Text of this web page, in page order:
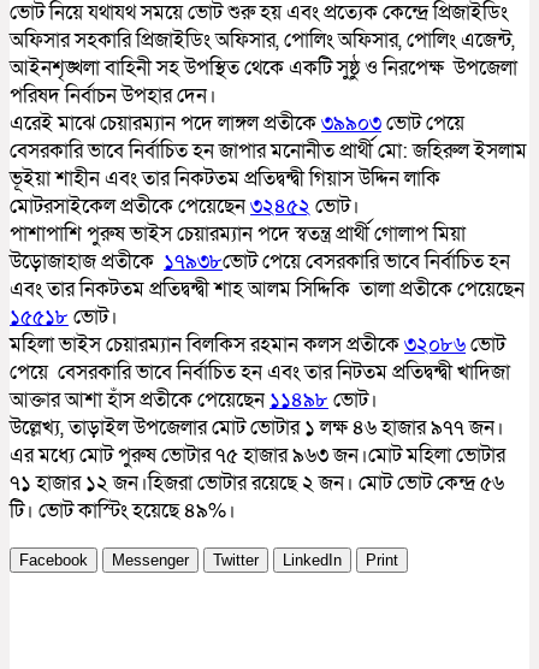
ভোট নিয়ে যথাযথ সময়ে ভোট শুরু হয় এবং প্রত্যেক কেন্দ্রে প্রিজাইডিং
অফিসার সহকারি প্রিজাইডিং অফিসার, পোলিং অফিসার, পোলিং এজেন্ট,
আইনশৃঙ্খলা বাহিনী সহ উপস্থিত থেকে একটি সুষ্ঠু ও নিরপেক্ষ উপজেলা
পরিষদ নির্বাচন উপহার দেন।
এরেই মাঝে চেয়ারম্যান পদে লাঙ্গল প্রতীকে৩৯৯০৩ভোট পেয়ে
বেসরকারি ভাবে নির্বাচিত হন জাপার মনোনীত প্রার্থী মো: জহিরুল ইসলাম
ভূইয়া শাহীন এবং তার নিকটতম প্রতিদ্বন্দ্বী গিয়াস উদ্দিন লাকি
মোটরসাইকেল প্রতীকে পেয়েছেন৩২৪৫২ ভোট।
পাশাপাশি পুরুষ ভাইস চেয়ারম্যান পদে স্বতন্ত্র প্রার্থী গোলাপ মিয়া
উড়োজাহাজ প্রতীকে ১৭৯৩৮ভোট পেয়ে বেসরকারি ভাবে নির্বাচিত হন
এবং তার নিকটতম প্রতিদ্বন্দ্বী শাহ আলম সিদ্দিকি তালা প্রতীকে পেয়েছেন
১৫৫১৮ ভোট।
মহিলা ভাইস চেয়ারম্যান বিলকিস রহমান কলস প্রতীকে৩২০৮৬ভোট
পেয়ে বেসরকারি ভাবে নির্বাচিত হন এবং তার নিটতম প্রতিদ্বন্দ্বী খাদিজা
আক্তার আশা হাঁস প্রতীকে পেয়েছেন১১৪৯৮ ভোট।
উল্লেখ্য, তাড়াইল উপজেলার মোট ভোটার ১ লক্ষ ৪৬ হাজার ৯৭৭ জন।
এর মধ্যে মোট পুরুষ ভোটার ৭৫ হাজার ৯৬৩ জন।মোট মহিলা ভোটার
৭১ হাজার ১২ জন।হিজরা ভোটার রয়েছে ২ জন। মোট ভোট কেন্দ্র ৫৬
টি। ভোট কাস্টিং হয়েছে ৪৯%।
Facebook Messenger Twitter LinkedIn Print